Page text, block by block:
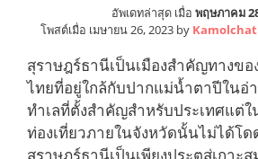
อัพเดทล่าสุด เมื่อ พฤษภาคม
โพสต์เมื่อ เมษายน 26, 2023 by
สุราษฎร์ธานีเป็นเมืองสำคัญทางขอ
ไทยที่อยู่ใกล้กับปากแม่น้ำตาปีในอ่
ทำเลที่ตั้งสำคัญสำหรับประเทศแต่ใ
ท่องเที่ยวภายในจังหวัดนั้นไม่ได้โด
สุราษฎร์ธานีเป็นเพียงประตูสู่เกาะ